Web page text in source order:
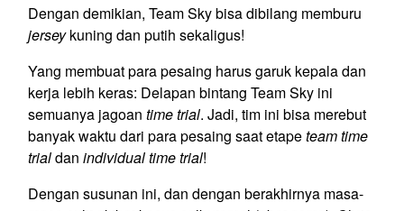
Dengan demikian, Team Sky bisa dibilang memburu
jerseykuning dan putih sekaligus!
Yang membuat para pesaing harus garuk kepala dan
kerja lebih keras: Delapan bintang Team Sky ini
semuanya jagoan time trial. Jadi, tim ini bisa merebut
banyak waktu dari para pesaing saat etapeteam time
trialdan individual time trial!
Dengan susunan ini, dan dengan berakhirnya masa-